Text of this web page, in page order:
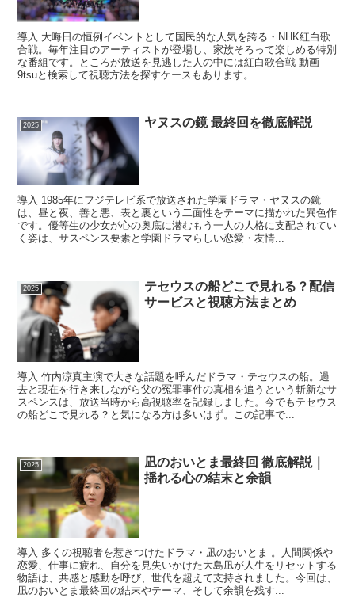
導入 大晦日の恒例イベントとして国民的な人気を誇る・NHK紅白歌
合戦。毎年注目のアーティストが登場し、家族そろって楽しめる特別
な番組です。ところが放送を見逃した人の中には紅白歌合戦 動画
9tsuと検索して視聴方法を探すケースもあります。...
2025 ヤヌスの鏡 最終回を徹底解説
導入 1985年にフジテレビ系で放送された学園ドラマ・ヤヌスの鏡
は、昼と夜、善と悪、表と裏という二面性をテーマに描かれた異色作
です。優等生の少女が心の奥底に潜むもう一人の人格に支配されてい
く姿は、サスペンス要素と学園ドラマらしい恋愛・友情...
2025
テセウスの船どこで見れる？配信
サービスと視聴方法まとめ
導入 竹内涼真主演で大きな話題を呼んだドラマ・テセウスの船。過
去と現在を行き来しながら父の冤罪事件の真相を追うという斬新なサ
スペンスは、放送当時から高視聴率を記録しました。今でもテセウス
の船どこで見れる？と気になる方は多いはず。この記事で...
2025
凪のおいとま最終回 徹底解説｜
揺れる心の結末と余韻
導入 多くの視聴者を惹きつけたドラマ・凪のおいとま 。人間関係や
恋愛、仕事に疲れ、自分を見失いかけた大島凪が人生をリセットする
物語は、共感と感動を呼び、世代を超えて支持されました。今回は、
凪のおいとま最終回の結末やテーマ、そして余韻を残す...